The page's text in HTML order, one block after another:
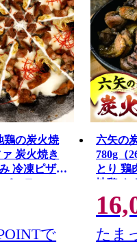
鶏の炭火焼
炭火焼き
冷凍ピザ
ーティー
で
六矢の
780g（
とり 鶏
地鶏 も
酌 おか
たま